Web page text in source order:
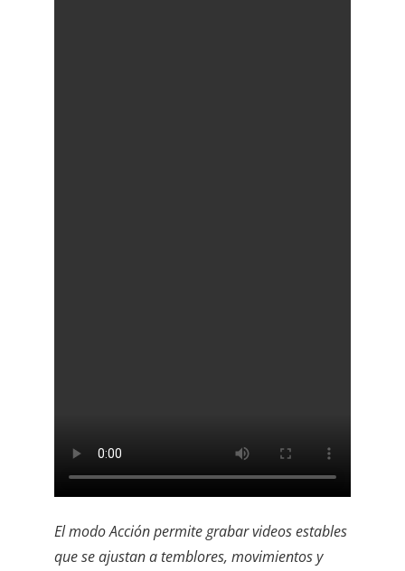
El modo Acción permite grabar videos estables
que se ajustan a temblores, movimientos y